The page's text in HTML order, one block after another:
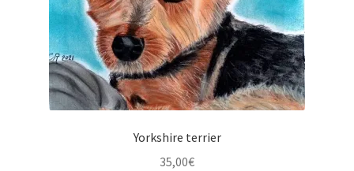
Tarifs
WPMS HTML Sitemap
Yorkshire terrier
35,00€